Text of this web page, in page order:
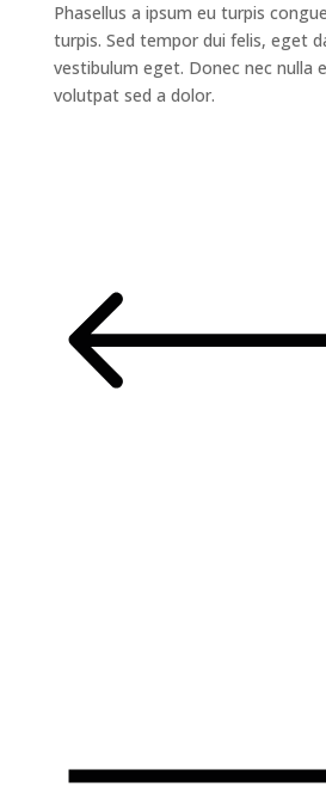
Phasellus a ipsum eu turpis
turpis. Sed tempor dui felis, eget
vestibulum eget. Donec nec nulla
volutpat sed a dolor.